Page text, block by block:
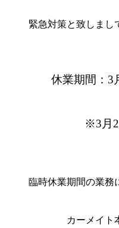
緊急対策と致しまし
休業期間： 3
※3 月
臨時休業期間の業務
カーメイト本